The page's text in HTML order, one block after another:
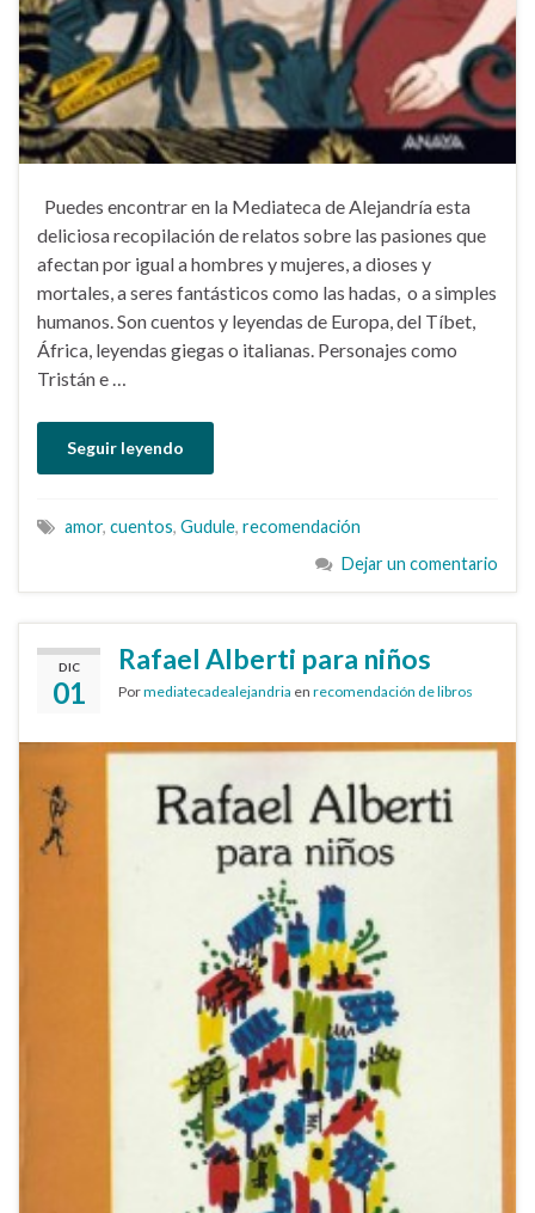
Puedes encontrar en la Mediateca de Alejandría esta
deliciosa recopilación de relatos sobre las pasiones que
afectan por igual a hombres y mujeres, a dioses y
mortales, a seres fantásticos como las hadas, o a simples
humanos. Son cuentos y leyendas de Europa, del Tíbet,
África, leyendas giegas o italianas. Personajes como
Tristán e …
Seguir leyendo
amor, cuentos, Gudule, recomendación
Dejar un comentario
DIC
01
Rafael Alberti para niños
Pormediatecadealejandria en recomendación de libros